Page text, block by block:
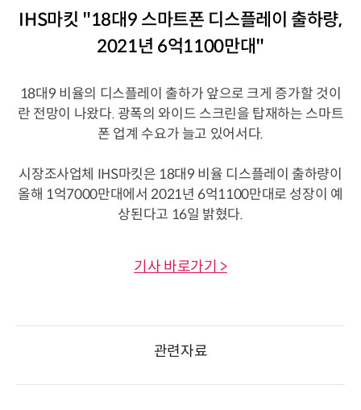
IHS마킷 "18대9 스마트폰 디스플레이 출하량,
2021년 6억1100만대"
18대9 비율의 디스플레이 출하가 앞으로 크게 증가할 것이
란 전망이 나왔다. 광폭의 와이드 스크린을 탑재하는 스마트
폰 업계 수요가 늘고 있어서다.
시장조사업체 IHS마킷은 18대9 비율 디스플레이 출하량이
올해 1억7000만대에서 2021년 6억1100만대로 성장이 예
상된다고 16일 밝혔다.
기사 바로가기 >
관련자료